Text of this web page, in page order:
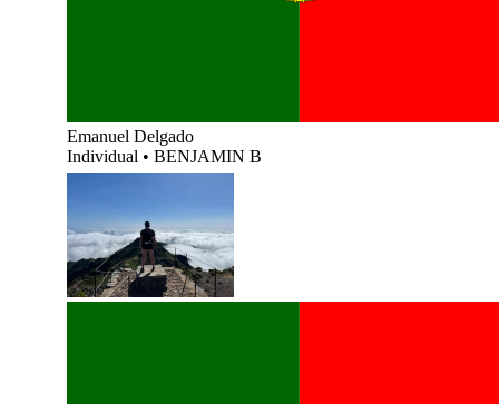
Emanuel Delgado
Individual • BENJAMIN B